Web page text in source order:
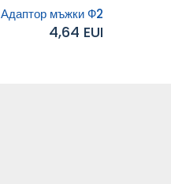
Адаптор мъжки Ф20 x 3/4“...
4,64 EUR